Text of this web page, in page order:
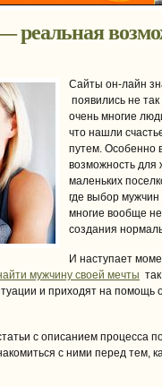
реальная
Сайты он-лайн
появились не
очень многие
что нашли
путем. Особенно
возможность для
маленьких
где выбор мужчин
многие вообще
создания
И наступает
мужчину своей мечты
и приходят на помощь
с описанием процесса
с ними перед тем,